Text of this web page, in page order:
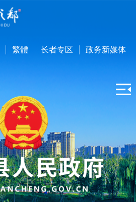
繁體 长者专区 政务新媒体